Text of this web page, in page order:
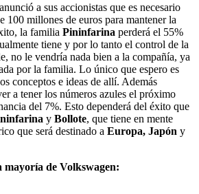
anunció a sus accionistas que es necesario
100 millones de euros para mantener la
la familia Pininfarina perderá el 55%
tiene y por lo tanto el control de la
no le vendría nada bien a la compañía, ya
por la familia. Lo único que espero es
conceptos e ideas de allí. Además
a tener los números azules el próximo
del 7%. Esto dependerá del éxito que
y Bollote, que tiene en mente
que será destinado a Europa, Japón y
mayoría de Volkswagen: